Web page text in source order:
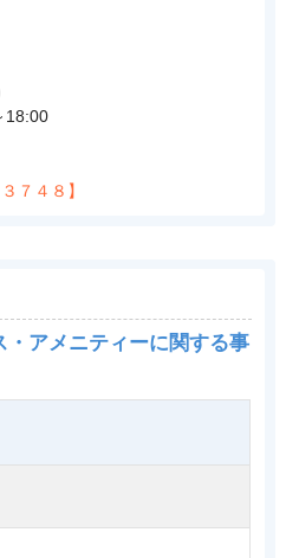
18:00
７４８】
・アメニティーに関する事